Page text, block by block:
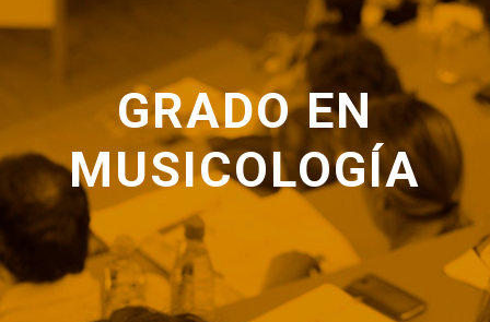
GRADO EN
MUSICOLOGÍA